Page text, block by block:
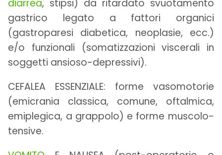
diarrea, stipsi) da ritardato svuotamento
gastrico legato a fattori organici
(gastroparesi diabetica, neoplasie, ecc.)
e/o funzionali (somatizzazioni viscerali in
soggetti ansioso-depressivi).
CEFALEA ESSENZIALE: forme vasomotorie
(emicrania classica, comune, oftalmica,
emiplegica, a grappolo) e forme muscolo-
tensive.